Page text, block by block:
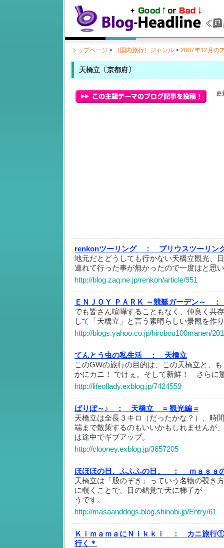
トップページ > （国内旅行）ジャンル > 2007年12月の
天橋立〔京都府〕
更
renkonツーリング ：
プリウスツーリン
地元だとどうしても行かない天橋立観光、
連れて行った事が無かったので一度はと思
http://blog.zaq.ne.jp/renkon/article/951
ＥＮＪＯＹ ＰＡＲＫ ～競艇ガーデン～ ：
でも皆さん喧嘩することもなく、仲良く共
して「天橋立」と言う素晴らしい景観を作
http://blogs.yahoo.co.jp/hirobou100manen/
てんとう虫の私生活 ：
天橋立
このGWの旅行の目的は、この天橋立と、
かにカニ！ でけぇ。そして新鮮！ さらに
http://lifeoflady.exblog.jp/7424559
ばりぼ～♪ ：
天橋立 = 観光編 =
天橋立は全長３キロ（だったかな？）、時
端まで散策するのもいいかもしれませんが
は途中でギブアップ。
http://clooney.exblog.jp/3657205
ほほほの日、ふふふの日。 ：
ｍａｓａ
天橋立は「股のぞき」っていう名物の覗き
に覗くことで、目の錯覚で天に梯子が
うです。
http://masaanddogs.blog.shinobi.jp/Entry/61
ＫｉｍａｍａにＮｉｋｋｉ ：
カニ旅行
行く＊